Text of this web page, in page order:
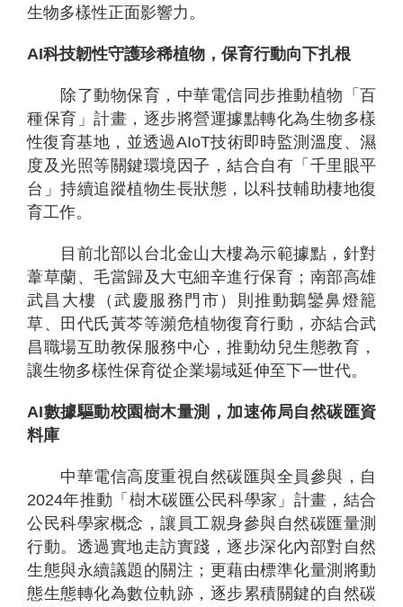
生物多樣性正面影響力。
AI科技韌性守護珍稀植物，保育行動向下扎根
除了動物保育，中華電信同步推動植物「百
種保育」計畫，逐步將營運據點轉化為生物多樣
性復育基地，並透過AIoT技術即時監測溫度、濕
度及光照等關鍵環境因子，結合自有「千里眼平
台」持續追蹤植物生長狀態，以科技輔助棲地復
育工作。
目前北部以台北金山大樓為示範據點，針對
葦草蘭、毛當歸及大屯細辛進行保育；南部高雄
武昌大樓（武慶服務門市）則推動鵝鑾鼻燈籠
草、田代氏黃芩等瀕危植物復育行動，亦結合武
昌職場互助教保服務中心，推動幼兒生態教育，
讓生物多樣性保育從企業場域延伸至下一世代。
AI數據驅動校園樹木量測，加速佈局自然碳匯資
料庫
中華電信高度重視自然碳匯與全員參與，自
2024年推動「樹木碳匯公民科學家」計畫，結合
公民科學家概念，讓員工親身參與自然碳匯量測
行動。透過實地走訪實踐，逐步深化內部對自然
生態與永續議題的關注；更藉由標準化量測將動
態生態轉化為數位軌跡，逐步累積關鍵的自然碳